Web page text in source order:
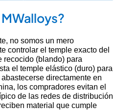
no somos un mero
controlar el temple exacto del
recocido (blando) para
el temple elástico (duro) para
directamente en
los compradores evitan el
de las redes de distribución
material que cumple